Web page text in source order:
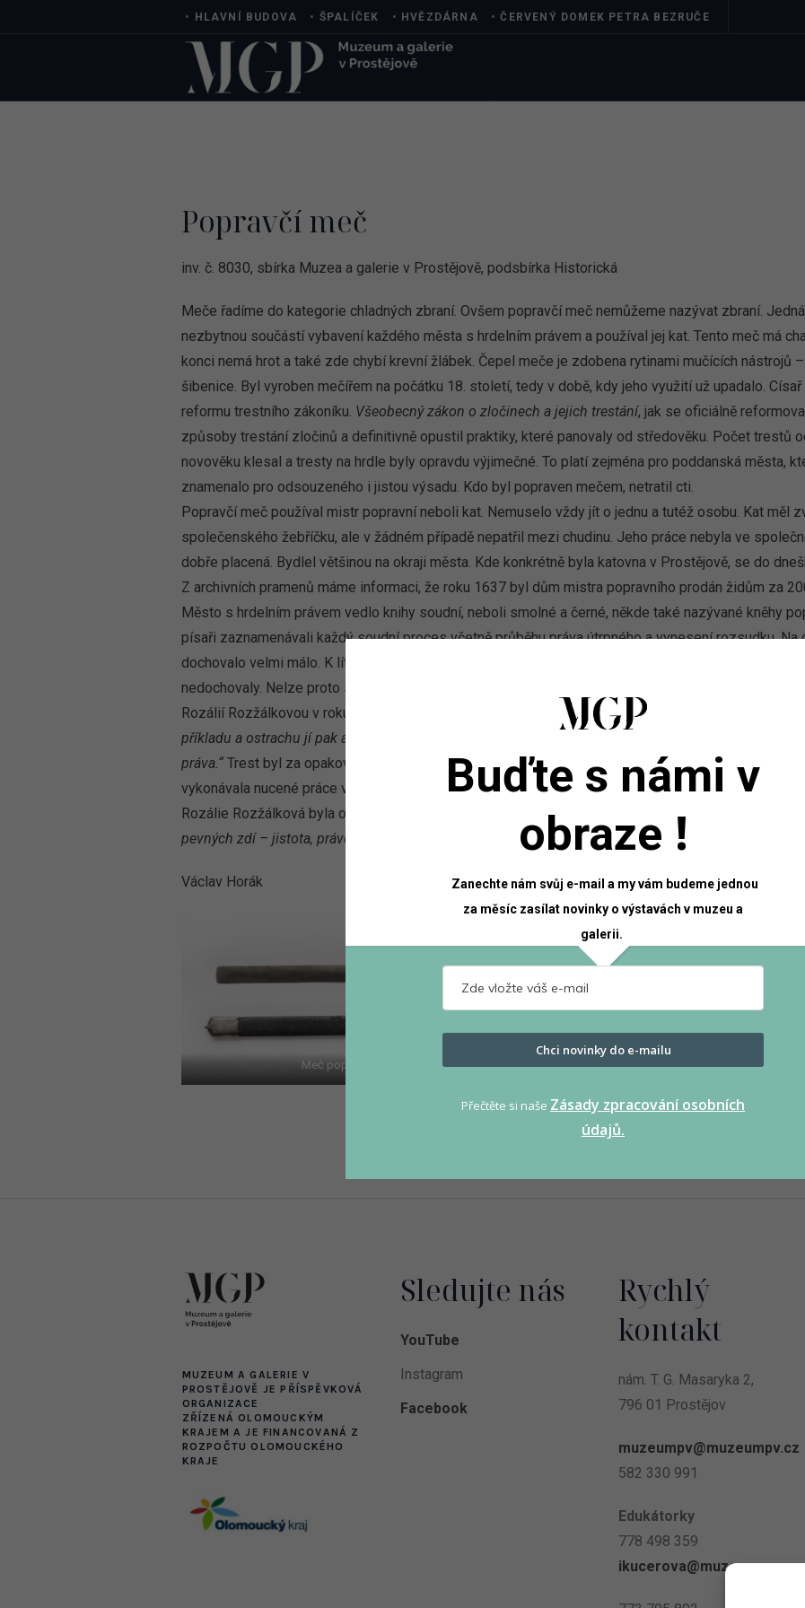
• HLAVNÍ BUDOVA • ŠPALÍČEK • HVĚZDÁRNA •ČERVENÝ DOMEK PETRA BEZRUČE
Popravčí meč
inv. č. 8030, sbírka Muzea a galerie v Prostějově, podsbírka Historická
Meče řadíme do kategorie chladných zbraní. Ovšem popravčí meč nemůžeme nazývat zbraní.
nezbytnou součástí vybavení každého města s hrdelním právem a používal jej kat. Tento meč má
konci nemá hrot a také zde chybí krevní žlábek. Čepel meče je zdobena rytinami mučících nástrojů
šibenice. Byl vyroben mečířem na počátku 18. století, tedy v době, kdy jeho využití už upadalo.
reformu trestního zákoníku. Všeobecný zákon o zločinech a jejich trestání, jak se oficiálně
způsoby trestání zločinů a definitivně opustil praktiky, které panovaly od středověku. Počet trestů
novověku klesal a tresty na hrdle byly opravdu výjimečné. To platí zejména pro poddanská města,
znamenalo pro odsouzeného i jistou výsadu. Kdo byl popraven mečem, netratil cti.
Popravčí meč používal mistr popravní neboli kat. Nemuselo vždy jít o jednu a tutéž osobu. Kat měl
společenského žebříčku, ale v žádném případě nepatřil mezi chudinu. Jeho práce nebyla ve
dobře placená. Bydlel většinou na okraji města. Kde konkrétně byla katovna v Prostějově, se do
Z archivních pramenů máme informaci, že roku 1637 byl dům mistra popravního prodán židům za
Město s hrdelním právem vedlo knihy soudní, neboli smolné a černé, někde také nazývané kněhy
písaři zaznamenávali každý soudní proces včetně průběhu práva útrpného a vynesení rozsudku.
dochovalo velmi málo. K lítosti všech badatelů zabývajících se historií trestního práva v Prostějově
nedochovaly. Nelze proto s přesností říci, kdy naposledy (a zda vůbec) byl popravčí meč použit.
Rozálií Rozžálkovou v roku 1767. Jmenovaná byla soudním tribunálem v Prostějově odsouzena
příkladu a ostrachu jí pak ale k dobře zasloužilému trestu s mečem na hrdle trestána býti má k
práva.“ Trest byl za opakované krádeže. Nicméně k vykonání trestu nedošlo a spor se vlekl ještě
vykonávala nucené práce v okovech. Avšak několikrát utekla a dál páchala krádeže. Podle spisu
Rozálie Rozžálková byla odsouzena k 10 letům žaláře a nucených prací. Popravčí meč můžete
pevných zdí – jistota, právo, bohatství
Václav Horák
Meč popravčí, počátek 18. století. Meč popravčí,
MUZEUM A GALERIE V
PROSTĚJOVĚ JE PŘÍSPĚVKOVÁ
ORGANIZACE
ZŘÍZENÁ OLOMOUCKÝM
KRAJEM A JE FINANCOVANÁ Z
ROZPOČTU OLOMOUCKÉHO
KRAJE
Sledujte nás
YouTube
Instagram
Facebook
Rychlý
kontakt
nám. T. G. Masaryka 2,
796 01 Prostějov
muzeumpv@muzeumpv.cz
582 330 991
Edukátorky
778 498 359
ikucerova@muzeumpv.cz
Buďte s námi v
obraze !
Zanechte nám svůj e-mail a my vám budeme jednou
za měsíc zasílat novinky o výstavách v muzeu a
galerii.
Chci novinky do e-mailu
Přečtěte si naše Zásady zpracování osobních
údajů.